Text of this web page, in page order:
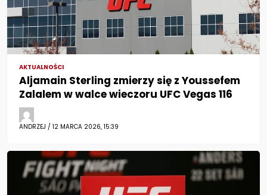
AKTUALNOŚCI
Aljamain Sterling zmierzy się z Youssefem
Zalalem w walce wieczoru UFC Vegas 116
ANDRZEJ / 12 MARCA 2026, 15:39